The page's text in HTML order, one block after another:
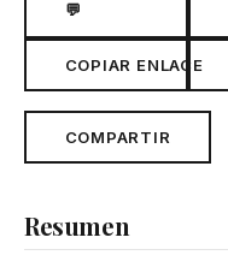
💬
COPIAR ENLACE
COMPARTIR
Resumen